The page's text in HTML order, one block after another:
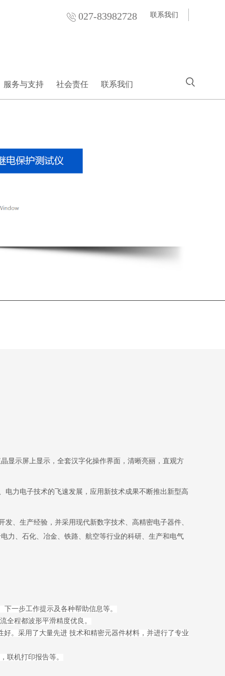
027-83982728 联系我们
服务与支持 社会责任 联系我们
显示屏上显示，全套汉字化操作界面，清晰亮丽，直观方
力电子技术的飞速发展，应用新技术成果不断推出新型高
、生产经验，并采用现代新数字技术、高精密电子器件、
力、石化、冶金、铁路、航空等行业的科研、生产和电气
一步工作提示及各种帮助信息等。
全程都波形平滑精度优良。
。采用了大量先进 技术和精密元器件材料，并进行了专业
联机打印报告等。